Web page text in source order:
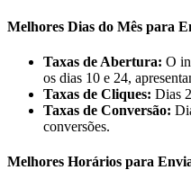
Melhores Dias do Mês para
Taxas de Abertura: O
os dias 10 e 24,
Taxas de Cliques: Dias
Taxas de Conversão:
conversões.
Melhores Horários para